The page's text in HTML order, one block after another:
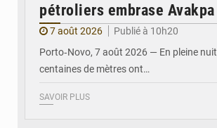
pétroliers embrase Avakpa
7 août 2026
Publié à 10h20
Porto‑Novo, 7 août 2026 — En pleine
centaines de mètres ont…
SAVOIR PLUS